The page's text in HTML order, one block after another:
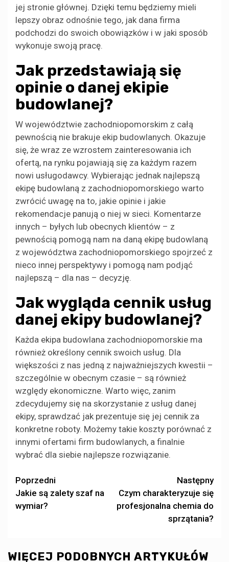
jej stronie głównej. Dzięki temu będziemy mieli
lepszy obraz odnośnie tego, jak dana firma
podchodzi do swoich obowiązków i w jaki sposób
wykonuje swoją pracę.
Jak przedstawiają się
opinie o danej ekipie
budowlanej?
W województwie zachodniopomorskim z całą
pewnością nie brakuje ekip budowlanych. Okazuje
się, że wraz ze wzrostem zainteresowania ich
ofertą, na rynku pojawiają się za każdym razem
nowi usługodawcy. Wybierając jednak najlepszą
ekipę budowlaną z zachodniopomorskiego warto
zwrócić uwagę na to, jakie opinie i jakie
rekomendacje panują o niej w sieci. Komentarze
innych – byłych lub obecnych klientów – z
pewnością pomogą nam na daną ekipę budowlaną
z województwa zachodniopomorskiego spojrzeć z
nieco innej perspektywy i pomogą nam podjąć
najlepszą – dla nas – decyzję.
Jak wygląda cennik usług
danej ekipy budowlanej?
Każda ekipa budowlana zachodniopomorskie ma
również określony cennik swoich usług. Dla
większości z nas jedną z najważniejszych kwestii –
szczególnie w obecnym czasie – są również
względy ekonomiczne. Warto więc, zanim
zdecydujemy się na skorzystanie z usług danej
ekipy, sprawdzać jak prezentuje się jej cennik za
konkretne roboty. Możemy takie koszty porównać z
innymi ofertami firm budowlanych, a finalnie
wybrać dla siebie najlepsze rozwiązanie.
Zobacz
wpisy
Poprzedni
Jakie są zalety szaf na
wymiar?
Następny
Czym charakteryzuje się
profesjonalna chemia do
sprzątania?
WIĘCEJ PODOBNYCH ARTYKUŁÓW